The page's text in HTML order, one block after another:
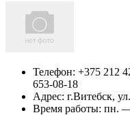
Телефон: +375 212
653-08-18
Адрес: г.Витебск,
Время работы: пн.